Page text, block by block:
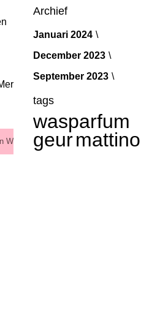
| Wasparfum 100ml |
Ventilii Milano
€ 9,95
In Winkelwagen
Voeg toe aan
Archief
Januari 2024
December 2023
September 2023
tags
wasparfum
geurmattino